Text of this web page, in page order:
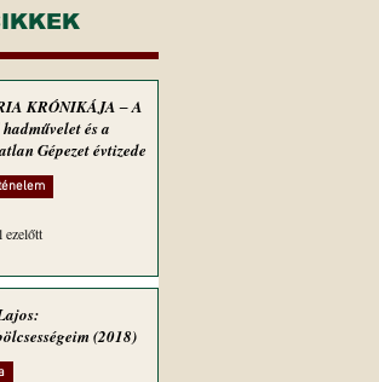
KRÓNIKÁJA ‒ A
és a
Gépezet évtizede
ezelőtt
(2018)